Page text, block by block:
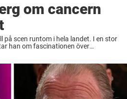
om cancern
på scen runtom i hela landet. I en stor
han om fascinationen över